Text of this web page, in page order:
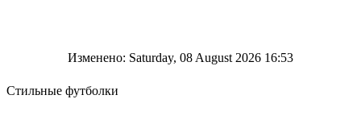
Изменено: Saturday, 08 August 2026 16:53
Стильные футболки